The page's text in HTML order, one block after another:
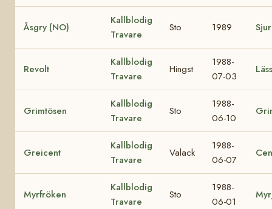
Åsgry (NO)
Kallblodig
Travare
Sto 1989
Revolt
Kallblodig
Travare
Hingst
1988-
07-03
Grimtösen
Kallblodig
Travare
Sto
1988-
06-10
Greicent
Kallblodig
Travare
Valack
1988-
06-07
Myrfröken
Kallblodig
Travare
Sto
1988-
06-01